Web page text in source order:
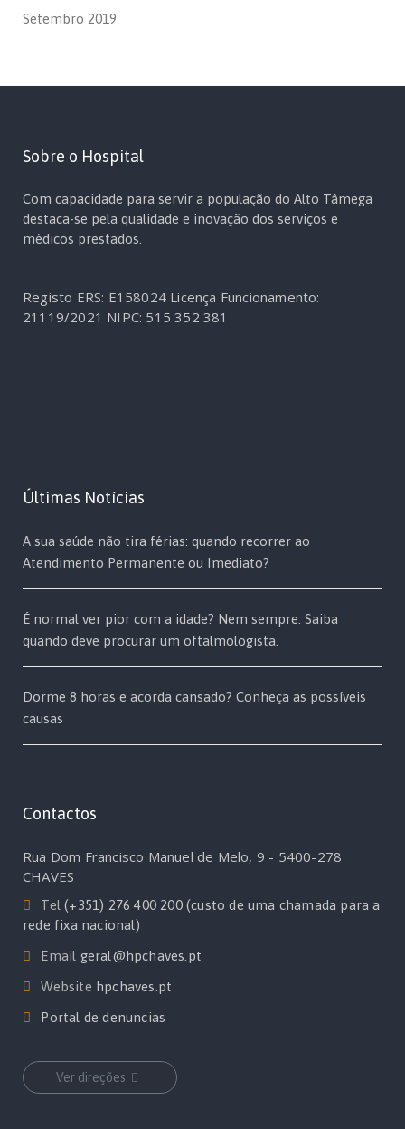
Setembro 2019
Sobre o Hospital
Com capacidade para servir a população do Alto Tâmega
destaca-se pela qualidade e inovação dos serviços e
médicos prestados.
Registo ERS: E158024 Licença Funcionamento:
21119/2021 NIPC: 515 352 381
Últimas Notícias
A sua saúde não tira férias: quando recorrer ao
Atendimento Permanente ou Imediato?
É normal ver pior com a idade? Nem sempre. Saiba
quando deve procurar um oftalmologista.
Dorme 8 horas e acorda cansado? Conheça as possíveis
causas
Contactos
Rua Dom Francisco Manuel de Melo, 9 - 5400-278
CHAVES
Tel(+351) 276 400 200 (custo de uma chamada para a
rede fixa nacional)
Email geral@hpchaves.pt
Website hpchaves.pt
Portal de denuncias
Ver direções